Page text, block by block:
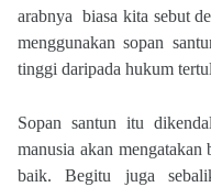
arabnya
biasa kita sebut
menggunakan sopan
tinggi daripada hukum
Sopan santun itu
manusia akan
baik. Begitu juga